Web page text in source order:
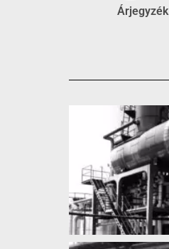
Árjegyzék